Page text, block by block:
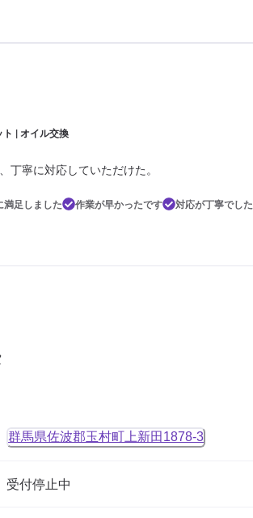
| オイル交換
丁寧に対応していただけた。
満足しました 作業が早かったです 対応が丁寧でした
群馬県佐波郡玉村町上新田1878-3
受付停止中